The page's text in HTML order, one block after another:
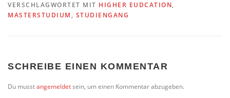
VERSCHLAGWORTET MIT HIGHER EUDCATION,
MASTERSTUDIUM , STUDIENGANG
SCHREIBE EINEN KOMMENTAR
Du musstangemeldetsein, um einen Kommentar abzugeben.